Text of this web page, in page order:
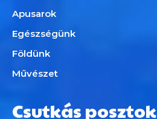
Apusarok
Egészségünk
Földünk
Művészet
Csutkás posztok